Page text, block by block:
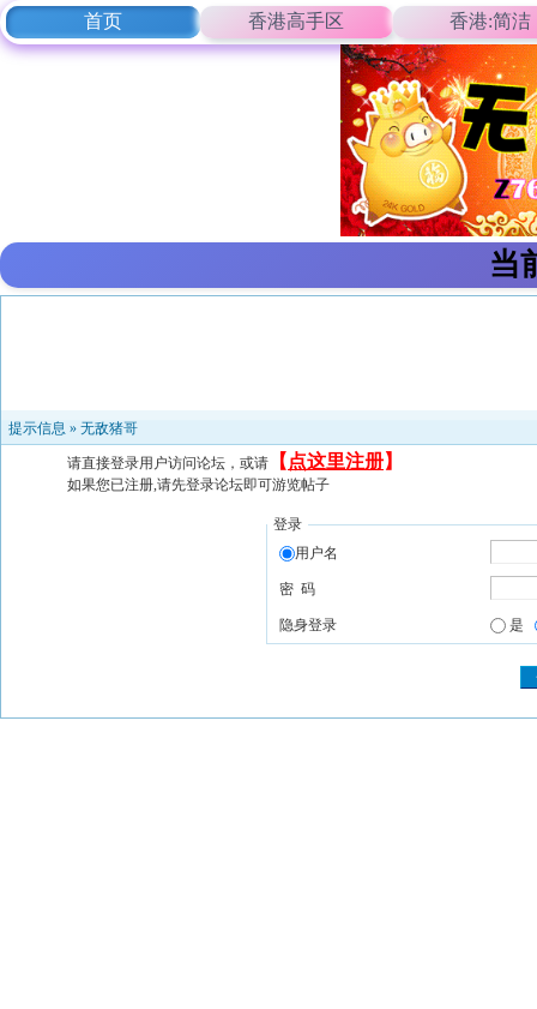
首页 香港高手区 香港:简洁
当
提示信息 » 无敌猪哥
请直接登录用户访问论坛，或请 【 点这里注册】
如果您已注册,请先登录论坛即可游览帖子
登录
用户名
密 码
隐身登录 是